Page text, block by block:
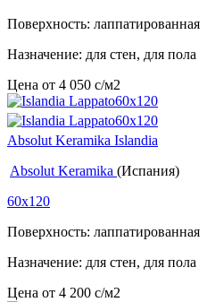
Поверхность: лаппатированная
Назначение: для стен, для пола
Цена от 4 050 c/м2
Absolut Keramika Islandia
Absolut Keramika (Испания)
60x120
Поверхность: лаппатированная
Назначение: для стен, для пола
Цена от 4 200 c/м2